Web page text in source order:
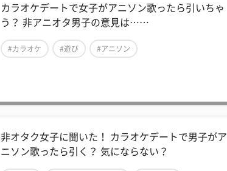
カラオケデートで女子がアニソン歌ったら引いちゃ
う？ 非アニオタ男子の意見は……
#カラオケ #遊び #アニソン
非オタク女子に聞いた！ カラオケデートで男子がア
ニソン歌ったら引く？ 気にならない？